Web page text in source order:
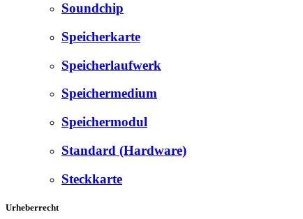
Soundchip
Speicherkarte
Speicherlaufwerk
Speichermedium
Speichermodul
Standard (Hardware)
Steckkarte
Urheberrecht